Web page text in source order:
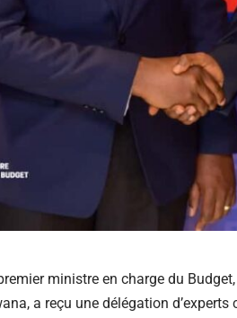
ministre en charge du
a reçu une délégation